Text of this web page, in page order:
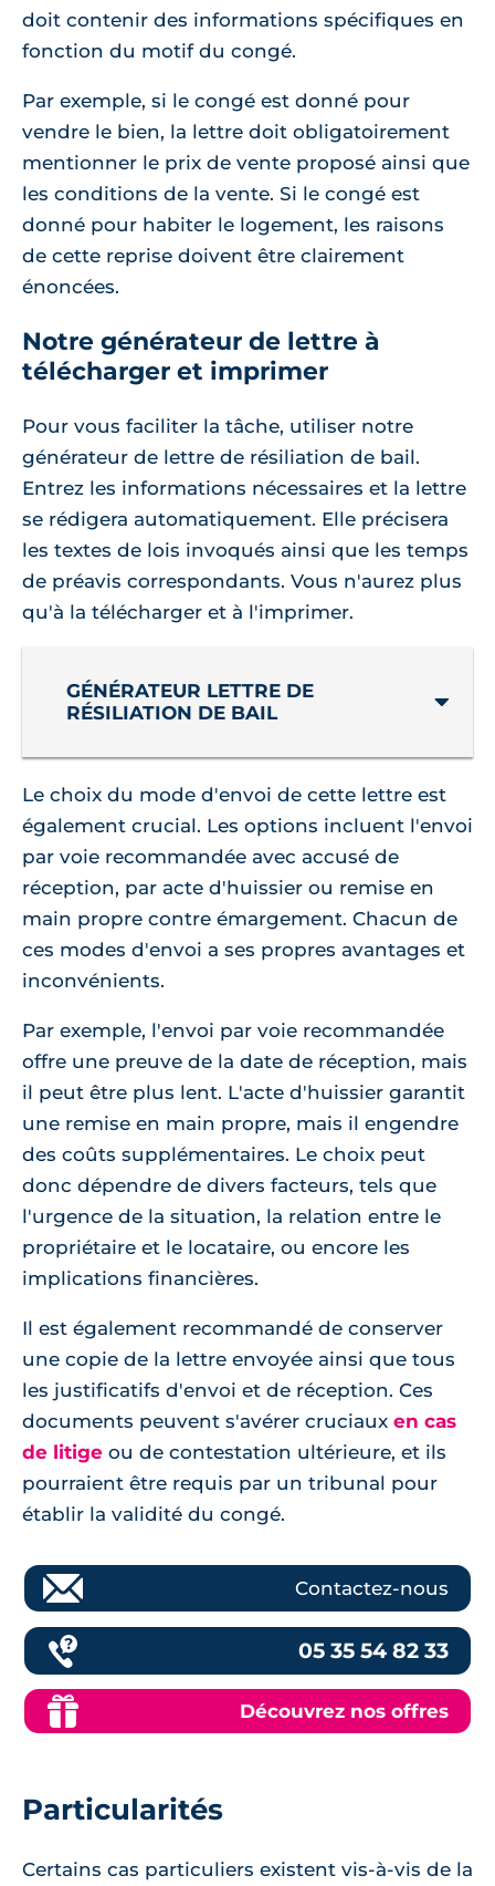
doit contenir des informations spécifiques en
fonction du motif du congé.
Par exemple, si le congé est donné pour
vendre le bien, la lettre doit obligatoirement
mentionner le prix de vente proposé ainsi que
les conditions de la vente. Si le congé est
donné pour habiter le logement, les raisons
de cette reprise doivent être clairement
énoncées.
Notre générateur de lettre à
télécharger et imprimer
Pour vous faciliter la tâche, utiliser notre
générateur de lettre de résiliation de bail.
Entrez les informations nécessaires et la lettre
se rédigera automatiquement. Elle précisera
les textes de lois invoqués ainsi que les temps
de préavis correspondants. Vous n'aurez plus
qu'à la télécharger et à l'imprimer.
GÉNÉRATEUR LETTRE DE
RÉSILIATION DE BAIL
Le choix du mode d'envoi de cette lettre est
également crucial. Les options incluent l'envoi
par voie recommandée avec accusé de
réception, par acte d'huissier ou remise en
main propre contre émargement. Chacun de
ces modes d'envoi a ses propres avantages et
inconvénients.
Par exemple, l'envoi par voie recommandée
offre une preuve de la date de réception, mais
il peut être plus lent. L'acte d'huissier garantit
une remise en main propre, mais il engendre
des coûts supplémentaires. Le choix peut
donc dépendre de divers facteurs, tels que
l'urgence de la situation, la relation entre le
propriétaire et le locataire, ou encore les
implications financières.
Il est également recommandé de conserver
une copie de la lettre envoyée ainsi que tous
les justificatifs d'envoi et de réception. Ces
documents peuvent s'avérer cruciaux en cas
de litige ou de contestation ultérieure, et ils
pourraient être requis par un tribunal pour
établir la validité du congé.
Contactez-nous
05 35 54 82 33
Découvrez nos offres
Particularités
Certains cas particuliers existent vis-à-vis de la